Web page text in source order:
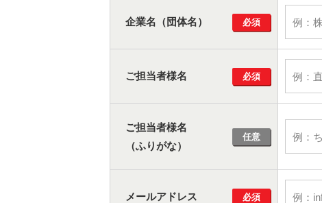
企業名（団体名） 必須
ご担当者様名 必須
ご担当者様名
（ふりがな）
任意
メールアドレス 必須